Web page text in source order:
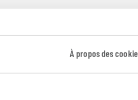
À propos des